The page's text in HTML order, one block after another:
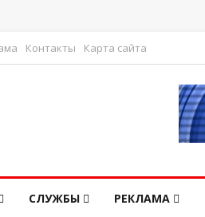
Контакты Карта сайта
СЛУЖБЫ РЕКЛАМА